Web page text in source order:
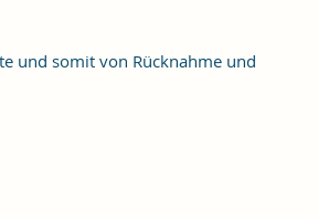
und somit von Rücknahme und